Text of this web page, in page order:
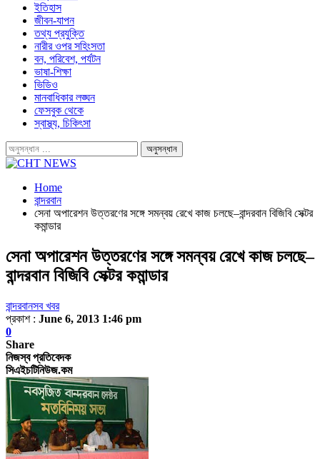
ইতিহাস
জীবন-যাপন
তথ্য প্রযুক্তি
নারীর ওপর সহিংসতা
বন, পরিবেশ, পর্যটন
ভাষা-শিক্ষা
ভিডিও
মানবাধিকার লঙ্ঘন
ফেসবুক থেকে
স্বাস্থ্য, চিকিৎসা
Home
বান্দরবান
সেনা অপারেশন উত্তরণের সঙ্গে সমন্বয় রেখে কাজ চলছে–বান্দরবান বিজিবি সেক্টর
কমান্ডার
সেনা অপারেশন উত্তরণের সঙ্গে সমন্বয় রেখে কাজ চলছে–
বান্দরবান বিজিবি সেক্টর কমান্ডার
বান্দরবানসব খবর
প্রকাশ : June 6, 2013 1:46 pm
0
Share
নিজস্ব প্রতিবেদক
সিএইচটিনিউজ.কম